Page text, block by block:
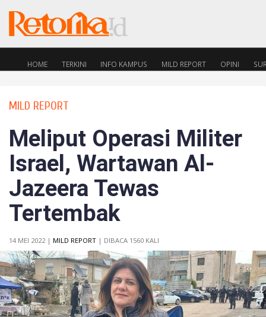
HOME TERKINI INFO KAMPUS MILD REPORT OPINI
MILD REPORT
Meliput Operasi Militer
Israel, Wartawan Al-
Jazeera Tewas
Tertembak
14 MEI 2022 | MILD REPORT | DIBACA 1560 KALI